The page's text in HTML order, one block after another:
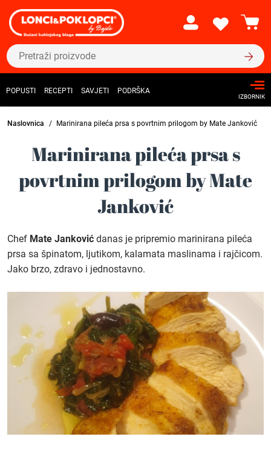
POPUSTI RECEPTI SAVJETI PODRŠKA
IZBORNIK
Naslovnica Marinirana pileća prsa s povrtnim prilogom by Mate Janković
Marinirana pileća prsa s
povrtnim prilogom by Mate
Janković
Chef Mate Janković danas je pripremio marinirana pileća
prsa sa špinatom, ljutikom, kalamata maslinama i rajčicom.
Jako brzo, zdravo i jednostavno.